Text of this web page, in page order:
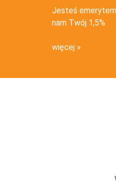
Jesteś
nam Twój 1,5%
więcej